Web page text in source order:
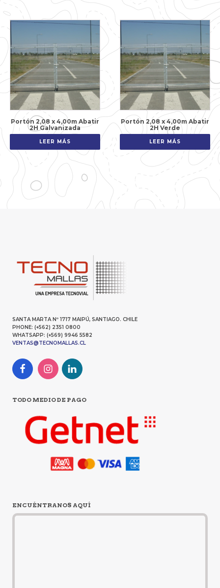
Portón 2,08 x 4,00m Abatir
2H Galvanizada
LEER MÁS
Portón 2,08 x 4,00m Abatir
2H Verde
LEER MÁS
SANTA MARTA Nº 1717 MAIPÚ, SANTIAGO. CHILE
PHONE: (+562) 2351 0800
WHATSAPP: (+569) 9946 5582
VENTAS@TECNOMALLAS.CL
TODO MEDIO DE PAGO
ENCUÉNTRANOS AQUÍ